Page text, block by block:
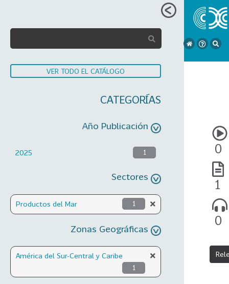
VER TODO EL CATÁLOGO
CATEGORÍAS
Año Publicación
2025 1
Sectores
Productos del Mar 1
Zonas Geográficas
América del Sur-Central y Caribe
1
0
1
0